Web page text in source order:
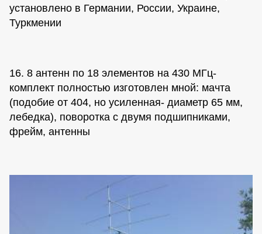
установлено в Германии, России, Украине,
Туркмении
16. 8 антенн по 18 элементов на 430 МГц-
комплект полностью изготовлен мной: мачта
(подобие от 404, но усиленная- диаметр 65 мм,
лебедка), поворотка с двумя подшипниками,
фрейм, антенны